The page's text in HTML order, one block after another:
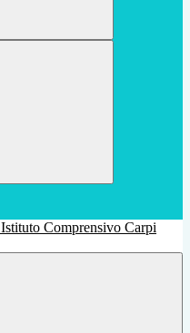
Istituto Comprensivo Carpi